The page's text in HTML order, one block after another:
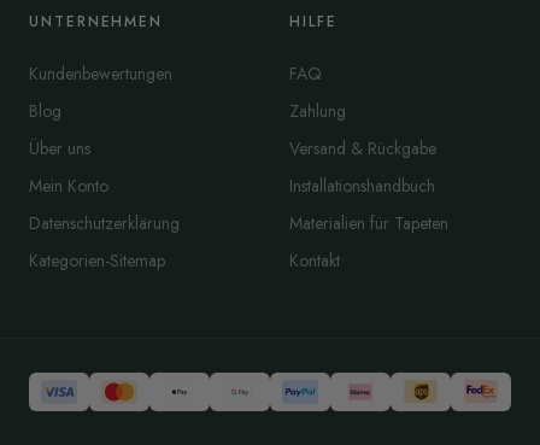
UNTERNEHMEN
Kundenbewertungen
Blog
Über uns
Mein Konto
Datenschutzerklärung
Kategorien-Sitemap
HILFE
FAQ
Zahlung
Versand & Rückgabe
Installationshandbuch
Materialien für Tapeten
Kontakt